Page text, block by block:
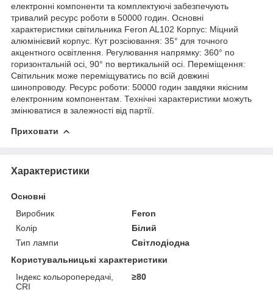
електронні компоненти та комплектуючі забезпечують
тривалий ресурс роботи в 50000 годин. Основні
характеристики світильника Feron AL102 Корпус: Міцний
алюмінієвий корпус. Кут розсіювання: 35° для точного
акцентного освітлення. Регулювання напрямку: 360° по
горизонтальній осі, 90° по вертикальній осі. Переміщення:
Світильник може переміщуватись по всій довжині
шинопроводу. Ресурс роботи: 50000 годин завдяки якісним
електронним компонентам. Технічні характеристики можуть
змінюватися в залежності від партії.
Приховати
Характеристики
Основні
Виробник
Feron
Колір
Білий
Тип лампи
Світлодіодна
Користувальницькі характеристики
Індекс кольоропередачі,
CRI
≥80